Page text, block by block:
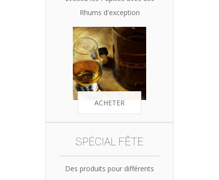
Rhums d'exception
ACHETER
SPÉCIAL FÊTE
Des produits pour différents